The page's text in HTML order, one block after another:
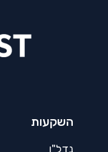
השקעות
נדל"ן